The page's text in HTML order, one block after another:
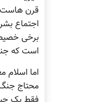
قرن هاست
اجتماع
برخی
است که
اما
محتاج